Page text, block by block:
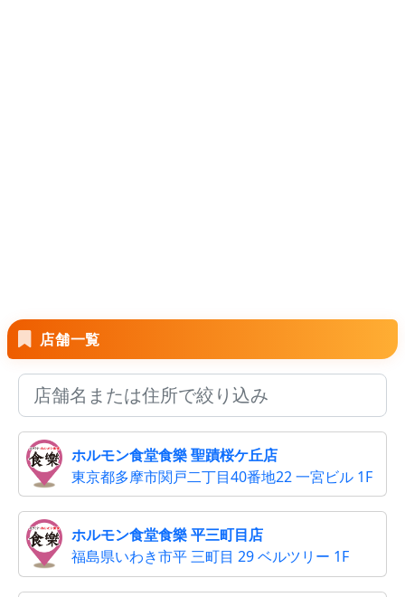
店舗一覧
ホルモン食堂食樂 聖蹟桜ケ丘店
東京都多摩市関戸二丁目40番地22 一宮ビル 1F
ホルモン食堂食樂 平三町目店
福島県いわき市平 三町目 29 ベルツリー 1F